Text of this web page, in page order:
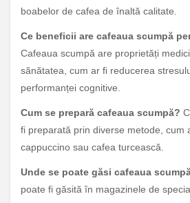
boabelor de cafea de înaltă calitate.
Ce beneficii are cafeaua scumpă
Cafeaua scumpă are proprietăți
sănătatea, cum ar fi reducerea
performanței cognitive.
Cum se prepară cafeaua scumpă?
fi preparată prin diverse metode, cum
cappuccino sau cafea turcească.
Unde se poate găsi cafeaua
poate fi găsită în magazinele de